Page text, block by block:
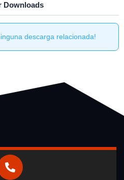
Downloads
descarga relacionada!